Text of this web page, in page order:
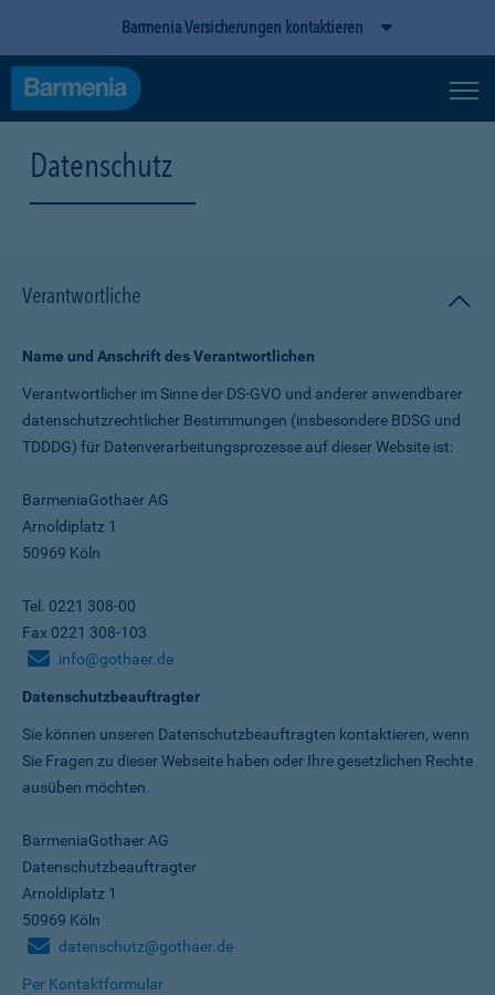
Barmenia Versicherungen kontaktieren
Datenschutz
Verantwortliche
Name und Anschrift des Verantwortlichen
Verantwortlicher im Sinne der DS-GVO und anderer anwendbarer
datenschutz­rechtlicher Bestimmungen (insbesondere BDSG und
TDDDG) für Daten­verarbeitungs­prozesse auf dieser Website ist:
BarmeniaGothaer AG
Arnoldiplatz 1
50969 Köln
Tel. 0221 308-00
Fax 0221 308-103
info@gothaer.de
Datenschutzbeauftragter
Sie können unseren Datenschutz­beauftragten kontaktieren, wenn
Sie Fragen zu dieser Webseite haben oder Ihre gesetzlichen Rechte
ausüben möchten.
BarmeniaGothaer AG
Datenschutzbeauftragter
Arnoldiplatz 1
50969 Köln
datenschutz@gothaer.de
Per Kontaktformular